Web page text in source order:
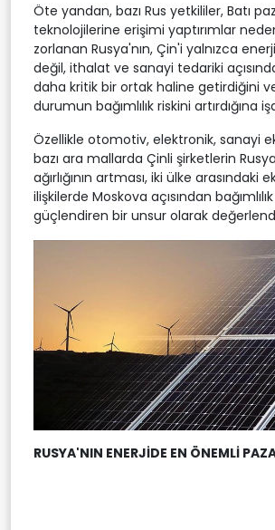
Öte yandan, bazı Rus yetkililer, Batı
teknolojilerine erişimi yaptırımlar
zorlanan Rusya'nın, Çin'i yalnızca
değil, ithalat ve sanayi tedariki
daha kritik bir ortak haline getirdiğini
durumun bağımlılık riskini artırdığına
Özellikle otomotiv, elektronik, sanayi
bazı ara mallarda Çinli şirketlerin
ağırlığının artması, iki ülke arasındaki
ilişkilerde Moskova açısından
güçlendiren bir unsur olarak
RUSYA'NIN ENERJİDE EN ÖNEMLİ